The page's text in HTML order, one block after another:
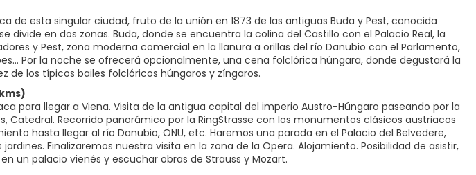
de esta singular ciudad, fruto de la unión en 1873 de las antiguas Buda y Pest, conocida
divide en dos zonas. Buda, donde se encuentra la colina del Castillo con el Palacio Real, la
y Pest, zona moderna comercial en la llanura a orillas del río Danubio con el Parlamento,
Por la noche se ofrecerá opcionalmente, una cena folclórica húngara, donde degustará la
de los típicos bailes folclóricos húngaros y zíngaros.
para llegar a Viena. Visita de la antigua capital del imperio Austro-Húngaro paseando por la
Catedral. Recorrido panorámico por la RingStrasse con los monumentos clásicos austriacos
hasta llegar al río Danubio, ONU, etc. Haremos una parada en el Palacio del Belvedere,
Finalizaremos nuestra visita en la zona de la Opera. Alojamiento. Posibilidad de asistir,
un palacio vienés y escuchar obras de Strauss y Mozart.